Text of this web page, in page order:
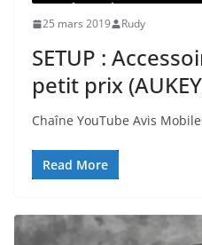
25 mars 2019 Rudy
SETUP :
petit prix
Chaîne YouTube Avis
Read More